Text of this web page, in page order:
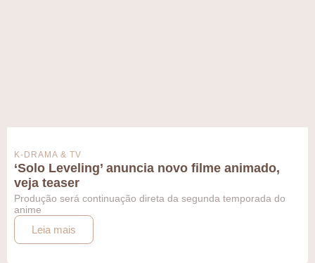
K-DRAMA & TV
‘Solo Leveling’ anuncia novo filme animado,
veja teaser
Produção será continuação direta da segunda temporada do
anime
Leia mais